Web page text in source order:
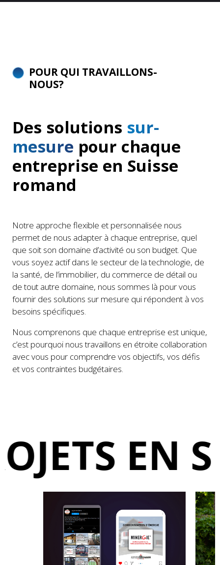
POUR QUI TRAVAILLONS-
NOUS?
Des solutions sur-
mesure pour chaque
entreprise en Suisse
romand
Notre approche flexible et personnalisée nous
permet de nous adapter à chaque entreprise, quel
que soit son domaine d’activité ou son budget. Que
vous soyez actif dans le secteur de la technologie, de
la santé, de l’immobilier, du commerce de détail ou
de tout autre domaine, nous sommes là pour vous
fournir des solutions sur mesure qui répondent à vos
besoins spécifiques.
Nous comprenons que chaque entreprise est unique,
c’est pourquoi nous travaillons en étroite collaboration
avec vous pour comprendre vos objectifs, vos défis
et vos contraintes budgétaires.
EN